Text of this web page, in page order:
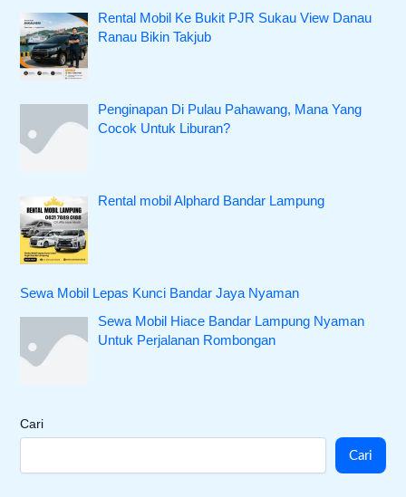
Rental Mobil Ke Bukit PJR Sukau View Danau
Ranau Bikin Takjub
Penginapan Di Pulau Pahawang, Mana Yang
Cocok Untuk Liburan?
Rental mobil Alphard Bandar Lampung
Sewa Mobil Lepas Kunci Bandar Jaya Nyaman
Sewa Mobil Hiace Bandar Lampung Nyaman
Untuk Perjalanan Rombongan
Cari
Cari